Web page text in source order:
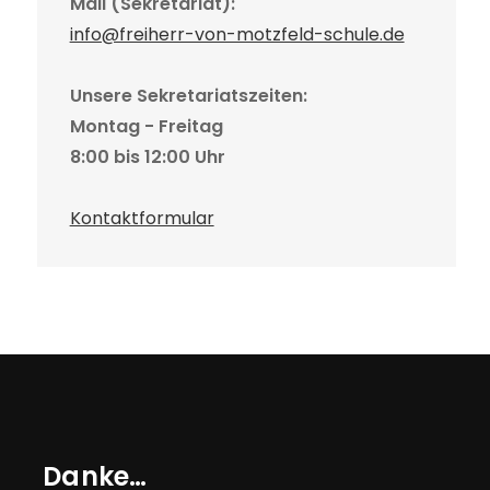
info@freiherr-von-motzfeld-schule.de
Unsere Sekretariatszeiten:
Montag - Freitag
8:00 bis 12:00 Uhr
Kontaktformular
Danke…